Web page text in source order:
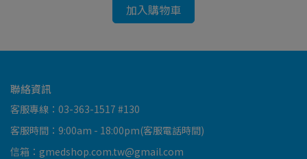
加入購物車
聯絡資訊
客服專線：03-363-1517 #130
客服時間：9:00am - 18:00pm(客服電話時間)
信箱：gmedshop.com.tw@gmail.com